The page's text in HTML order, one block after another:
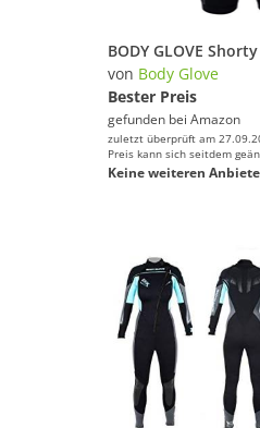
von Body Glove
Bester Preis
gefunden bei Amazon
zuletzt überprüft am
Preis kann sich seitdem
Keine weiteren